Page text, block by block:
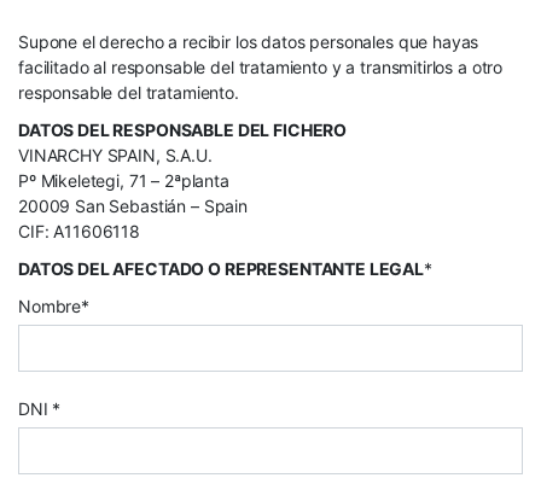
Supone el derecho a recibir los datos personales que hayas
facilitado al responsable del tratamiento y a transmitirlos a otro
responsable del tratamiento.
DATOS DEL RESPONSABLE DEL FICHERO
VINARCHY SPAIN, S.A.U.
Pº Mikeletegi, 71 – 2ªplanta
20009 San Sebastián – Spain
CIF: A11606118
DATOS DEL AFECTADO O REPRESENTANTE LEGAL*
Nombre*
DNI *